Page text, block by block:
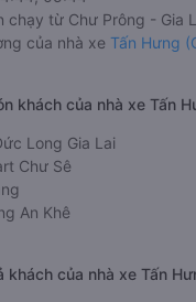
chạy từ Chư Prông - Gia
của nhà xe Tấn Hưng
khách của nhà xe Tấn
Long Gia Lai
Chư Sê
An Khê
khách của nhà xe Tấn